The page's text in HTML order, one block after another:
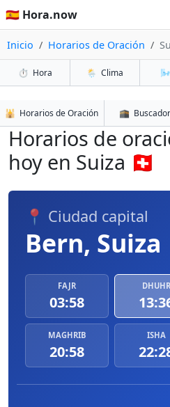
🇪🇸 Hora.now
Inicio Horarios de Oración
⏱️ Hora 🌦️ Clima 🌬️
🕌 Horarios de Oración 🕋
Horarios de
hoy en Suiza 🇨🇭
📍 Ciudad capital
Bern, Suiza
FAJR
03:58
DHUHR
MAGHRIB
20:58
ISHA